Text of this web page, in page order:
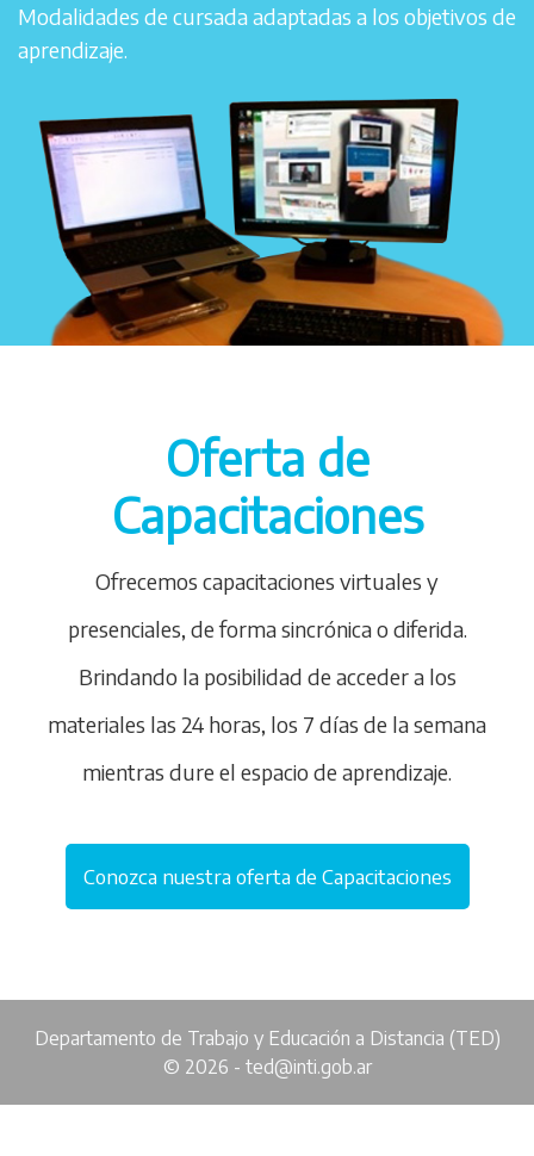
Modalidades de cursada adaptadas a los objetivos de
aprendizaje.
Oferta de
Capacitaciones
Ofrecemos capacitaciones virtuales y
presenciales, de forma sincrónica o diferida.
Brindando la posibilidad de acceder a los
materiales las 24 horas, los 7 días de la semana
mientras dure el espacio de aprendizaje.
Conozca nuestra oferta de Capacitaciones
Departamento de Trabajo y Educación a Distancia (TED)
© 2026 - ted@inti.gob.ar